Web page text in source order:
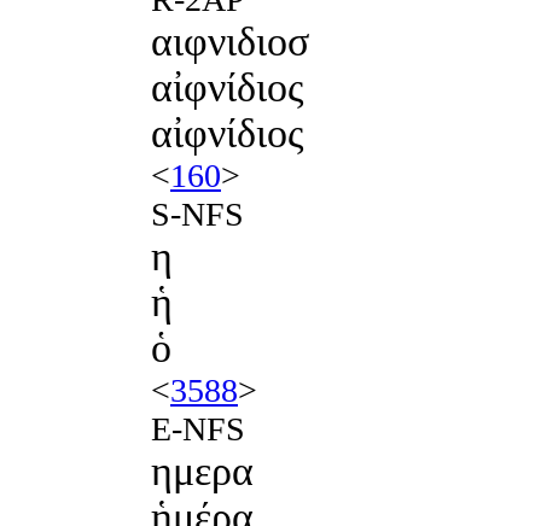
αιφνιδιοσ
αἰφνίδιος
αἰφνίδιος
<160>
S-NFS
η
ἡ
ὁ
<3588>
E-NFS
ημερα
ἡμέρα